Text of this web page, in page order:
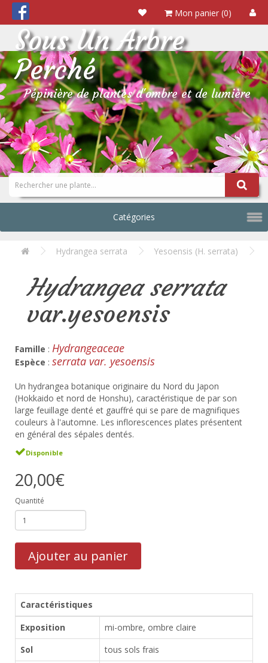
Mon panier (0)
Sous Un Arbre
Perché
Pépinière de plantes d'ombre et de lumière
Catégories
Hydrangea serrata Yesoensis (H. serrata)
Hydrangea serrata
var.yesoensis
Famille : Hydrangeaceae
Espèce : serrata var. yesoensis
Un hydrangea botanique originaire du Nord du Japon
(Hokkaido et nord de Honshu), caractéristique de par son
large feuillage denté et gauffré qui se pare de magnifiques
couleurs à l'automne. Les inflorescences plates présentent
en général des sépales dentés.
Disponible
20,00€
Quantité
Ajouter au panier
Caractéristiques
Exposition
mi-ombre, ombre claire
Sol
tous sols frais